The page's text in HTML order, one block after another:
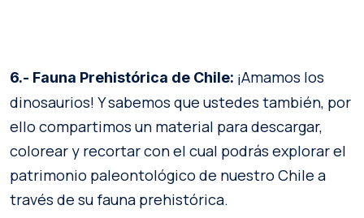
6.- Fauna Prehistórica de Chile: ¡Amamos los
dinosaurios! Y sabemos que ustedes también, por
ello compartimos un material para descargar,
colorear y recortar con el cual podrás explorar el
patrimonio paleontológico de nuestro Chile a
través de su fauna prehistórica.